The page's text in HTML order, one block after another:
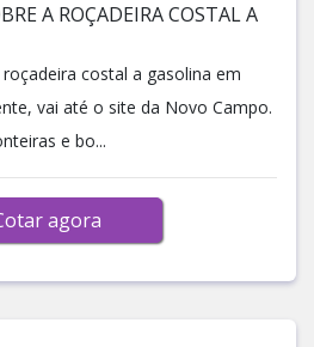
A ROÇADEIRA COSTAL A
costal a gasolina em
vai até o site da Novo Campo.
e bo...
agora